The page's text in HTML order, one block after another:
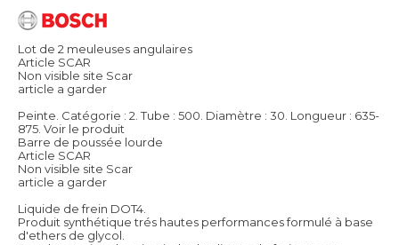
Lot de 2 meuleuses angulaires
Article SCAR
Non visible site Scar
article a garder
Peinte. Catégorie : 2. Tube : 500. Diamètre : 30. Longueur : 635-
875. Voir le produit
Barre de poussée lourde
Article SCAR
Non visible site Scar
article a garder
Liquide de frein DOT4.
Produit synthétique trés hautes performances formulé à base
d'ethers de glycol.